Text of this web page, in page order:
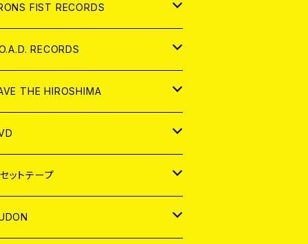
レル FIST RECORDS
RECORDS
THE HIROSHIMA
レル
ットテープ